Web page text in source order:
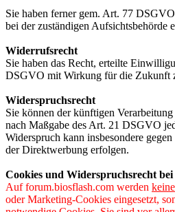
Sie haben ferner gem. Art. 77
bei der zuständigen Aufsichtsbehörde
Widerrufsrecht
Sie haben das Recht, erteilte
DSGVO mit Wirkung für die Zukunft
Widerspruchsrecht
Sie können der künftigen
nach Maßgabe des Art. 21 DSGVO
Widerspruch kann insbesondere
der Direktwerbung erfolgen.
Cookies und Widerspruchsrecht
Auf forum.biosflash.com werden keine
oder Marketing-Cookies eingesetzt,